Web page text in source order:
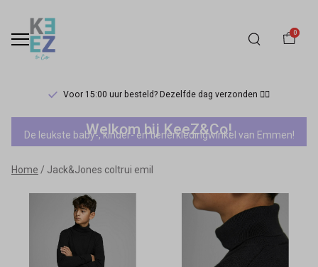
0
Voor 15:00 uur besteld? Dezelfde dag verzonden 🏃‍♀️
Jack&Jones
coltrui
emil
Keez&Co
Welkom bij KeeZ&Co!
De leukste baby-, kinder- en tienerkledingwinkel van Emmen!
Home Jack&Jones coltrui emil